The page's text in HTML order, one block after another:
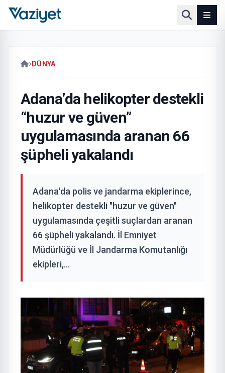
DÜNYA
Adana’da helikopter destekli
“huzur ve güven”
uygulamasında aranan 66
şüpheli yakalandı
Adana'da polis ve jandarma ekiplerince,
helikopter destekli "huzur ve güven"
uygulamasında çeşitli suçlardan aranan
66 şüpheli yakalandı. İl Emniyet
Müdürlüğü ve İl Jandarma Komutanlığı
ekipleri,...